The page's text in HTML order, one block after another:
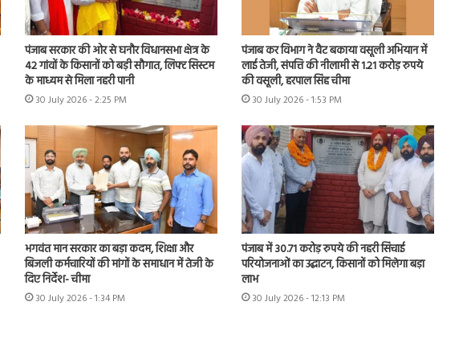
पंजाब सरकार की ओर से घनौर विधानसभा क्षेत्र के
42 गांवों के किसानों को बड़ी सौगात, लिफ्ट सिस्टम
के माध्यम से मिला नहरी पानी
30 July 2026 - 2:25 PM
पंजाब कर विभाग ने वैट बकाया वसूली अभियान में
लाई तेजी, संपत्ति की नीलामी से 1.21 करोड़ रुपये
की वसूली, हरपाल सिंह चीमा
30 July 2026 - 1:53 PM
भगवंत मान सरकार का बड़ा कदम, शिक्षा और
बिजली कर्मचारियों की मांगों के समाधान में तेजी के
दिए निर्देश- चीमा
30 July 2026 - 1:34 PM
पंजाब में 30.71 करोड़ रुपये की नहरी सिंचाई
परियोजनाओं का उद्घाटन, किसानों को मिलेगा बड़ा
लाभ
30 July 2026 - 12:13 PM